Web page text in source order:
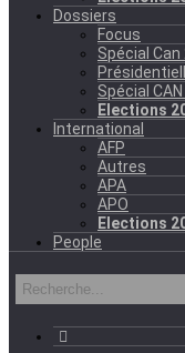
Dossiers
Focus
Spécial Can
Spécial
Elections
International
AFP
Autres
APA
APO
Elections
People